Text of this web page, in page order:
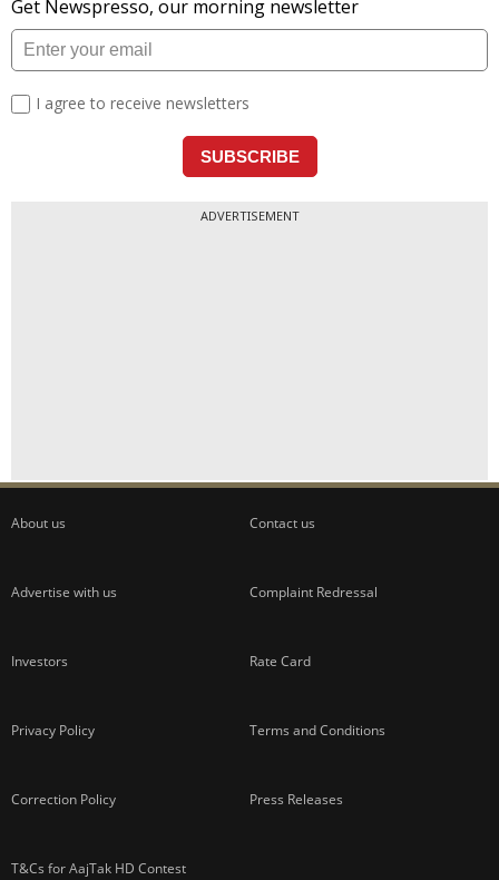
ADVERTISEMENT
About us Contact us
Advertise with us Complaint Redressal
Investors Rate Card
Privacy Policy Terms and Conditions
Correction Policy Press Releases
T&Cs for AajTak HD Contest